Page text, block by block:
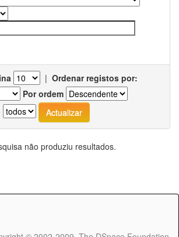
| Ordenar registos por:
Por ordem
não produziu resultados.